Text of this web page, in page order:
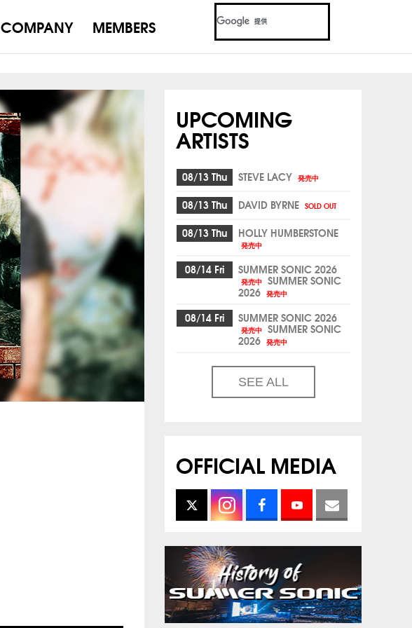
COMPANY MEMBERS
UPCOMING
ARTISTS
08/13 Thu STEVE LACY 発売中
08/13 Thu DAVID BYRNE SOLD OUT
08/13 Thu HOLLY HUMBERSTONE
発売中
08/14 Fri SUMMER SONIC 2026
発売中 SUMMER SONIC
2026 発売中
08/14 Fri SUMMER SONIC 2026
発売中 SUMMER SONIC
2026 発売中
SEE ALL
OFFICIAL MEDIA